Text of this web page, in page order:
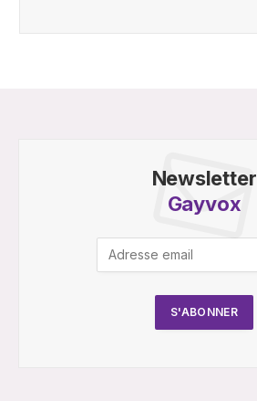
Newsletter
Gayvox